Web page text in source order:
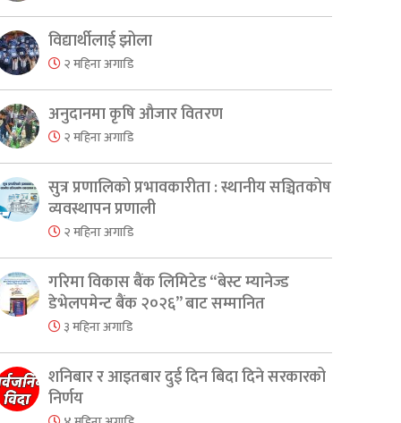
विद्यार्थीलाई झोला
२ महिना अगाडि
अनुदानमा कृषि औजार वितरण
२ महिना अगाडि
सुत्र प्रणालिको प्रभावकारीता : स्थानीय सञ्चितकोष
व्यवस्थापन प्रणाली
२ महिना अगाडि
गरिमा विकास बैंक लिमिटेड “बेस्ट म्यानेज्ड
डेभेलपमेन्ट बैंक २०२६” बाट सम्मानित
३ महिना अगाडि
शनिबार र आइतबार दुई दिन बिदा दिने सरकारको
निर्णय